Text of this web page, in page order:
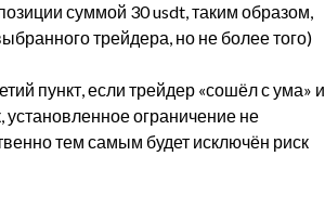
суммой 30 usdt, таким образом,
трейдера, но не более того)
пункт, если трейдер «сошёл с ума» и
установленное ограничение не
тем самым будет исключён риск